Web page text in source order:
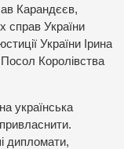
Карандєєв,
справ України
України Ірина
Королівства
українська
дипломати,